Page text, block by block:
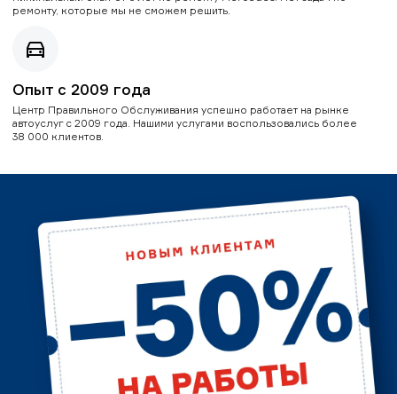
ремонту, которые мы не сможем решить.
Опыт с 2009 года
Центр Правильного Обслуживания успешно работает на рынке
автоуслуг с 2009 года. Нашими услугами воспользовались более
38 000 клиентов.